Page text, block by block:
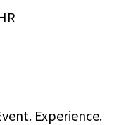
Experience.